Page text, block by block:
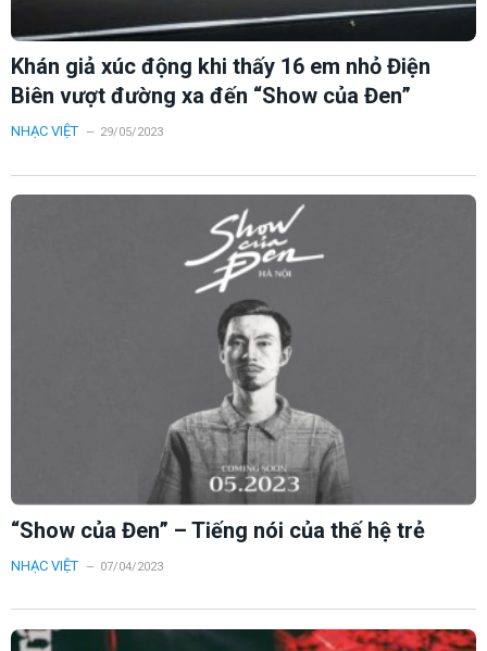
Khán giả xúc động khi thấy 16 em nhỏ Điện
Biên vượt đường xa đến “Show của Đen”
NHẠC VIỆT 29/05/2023
“Show của Đen” – Tiếng nói của thế hệ trẻ
NHẠC VIỆT 07/04/2023